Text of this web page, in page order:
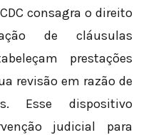
consagra o direito
de cláusulas
prestações
revisão em razão de
Esse dispositivo
judicial para